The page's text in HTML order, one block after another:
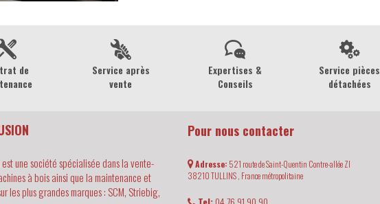
de
Service après
vente
Expertises &
Conseils
Service pièces
détachées
est une société spécialisée dans la vente-
à bois ainsi que la maintenance et
les plus grandes marques : SCM, Striebig,
Pour nous contacter
Adresse: 521 route de Saint-Quentin Contre-allée ZI
38210TULLINS , France métropolitaine